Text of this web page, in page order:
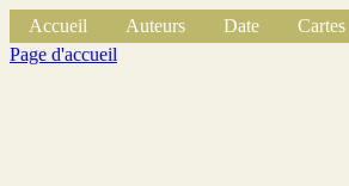
Accueil Auteurs Date Cartes
Page d'accueil